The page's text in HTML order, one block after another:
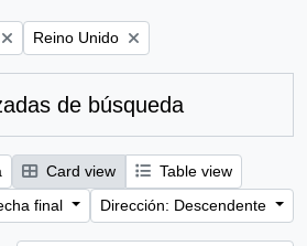
Remove filter:
Reino Unido
de búsqueda
Card view
Table view
final
Dirección: Descendente